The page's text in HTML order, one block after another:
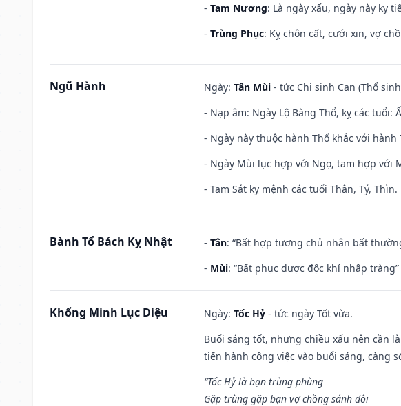
- Tam Nương: Là ngày xấu, ngày này kỵ
- Trùng Phục: Kỵ chôn cất, cưới xin, vợ
Ngũ Hành Ngày: Tân Mùi - tức Chi sinh Can (Thổ
- Nạp âm: Ngày Lộ Bàng Thổ, kỵ các tuổi:
- Ngày này thuộc hành Thổ khắc với
- Ngày Mùi lục hợp với Ngọ, tam hợp với
- Tam Sát kỵ mệnh các tuổi Thân, Tý, Thìn.
Bành Tổ Bách Kỵ Nhật - Tân: “Bất hợp tương chủ nhân bất
- Mùi: “Bất phục dược độc khí nhập
Khổng Minh Lục Diệu Ngày: Tốc Hỷ - tức ngày Tốt vừa.
Buổi sáng tốt, nhưng chiều xấu nên cần
tiến hành công việc vào buổi sáng, càng
“Tốc Hỷ là bạn trùng phùng
Gặp trùng gặp bạn vợ chồng sánh đôi